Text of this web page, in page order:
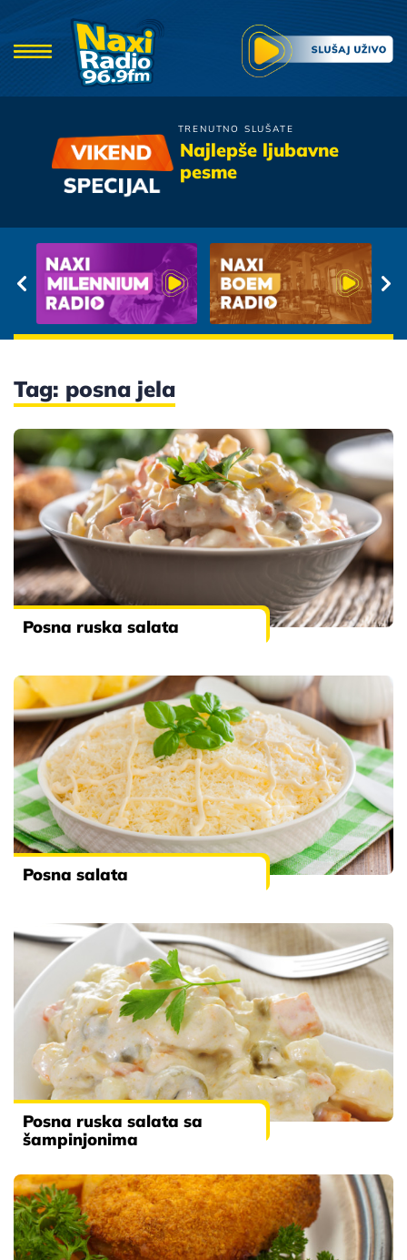
TRENUTNO SLUŠATE
Najlepše ljubavne
pesme
Zdravko Colic
Svadbarskim Sokakom
Tag: posna jela
Posna ruska salata
Posna salata
Posna ruska salata sa
šampinjonima